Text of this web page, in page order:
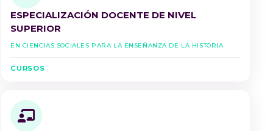
ESPECIALIZACIÓN DOCENTE DE NIVEL
SUPERIOR
en Ciencias Sociales para la Enseñanza de la Historia
CURSOS